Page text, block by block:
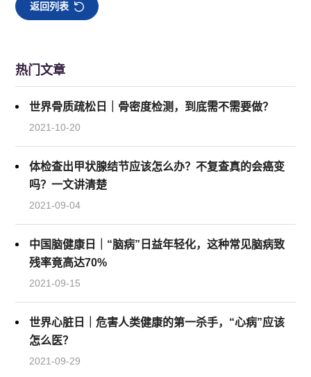
返回列表
热门文章
世界骨质疏松日｜骨密度检测，到底需不需要做？
2021-10-20
体检查出甲状腺结节应该怎么办？不复查真的会癌变
吗？一文讲清楚
2021-09-04
中国脑健康日｜“脑病”日益年轻化，这种常见脑病致
残率竟高达70%
2021-09-15
世界心脏日｜危害人类健康的第一杀手，“心病”应该
怎么医？
2021-09-29